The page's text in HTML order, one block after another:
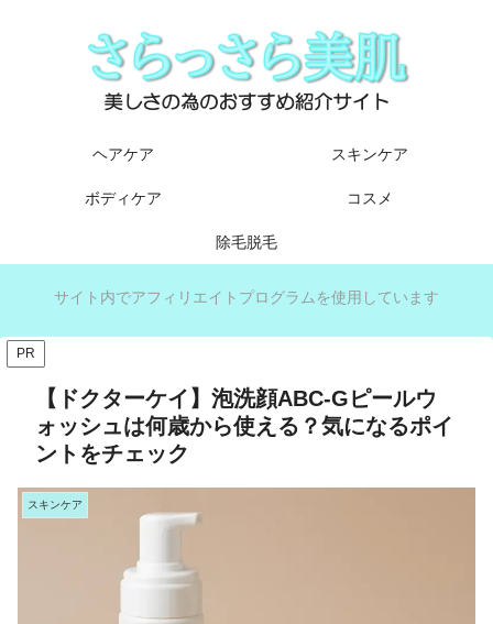
ヘアケア スキンケア
ボディケア コスメ
除毛脱毛
サイト内でアフィリエイトプログラムを使用しています
PR
【ドクターケイ】泡洗顔ABC-Gピールウ
ォッシュは何歳から使える？気になるポイ
ントをチェック
スキンケア